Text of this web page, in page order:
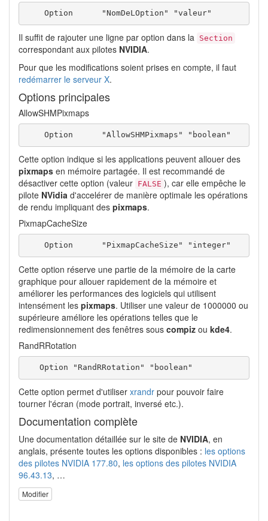
    Option      "NomDeLOption" "valeur"
Il suffit de rajouter une ligne par option dans la Section
correspondant aux pilotes NVIDIA.
Pour que les modifications soient prises en compte, il faut
redémarrer le serveur X.
Options principales
AllowSHMPixmaps
    Option      "AllowSHMPixmaps" "boolean"
Cette option indique si les applications peuvent allouer des
pixmaps en mémoire partagée. Il est recommandé de
désactiver cette option (valeur FALSE ), car elle empêche le
pilote NVidia d'accelérer de manière optimale les opérations
de rendu impliquant des pixmaps.
PixmapCacheSize
    Option      "PixmapCacheSize" "integer"
Cette option réserve une partie de la mémoire de la carte
graphique pour allouer rapidement de la mémoire et
améliorer les performances des logiciels qui utilisent
intensément les pixmaps. Utiliser une valeur de 1000000 ou
supérieure améliore les opérations telles que le
redimensionnement des fenêtres sous compiz ou kde4.
RandRRotation
   Option "RandRRotation" "boolean"
Cette option permet d'utiliser xrandr pour pouvoir faire
tourner l'écran (mode portrait, inversé etc.).
Documentation complète
Une documentation détaillée sur le site de NVIDIA, en
anglais, présente toutes les options disponibles : les options
des pilotes NVIDIA 177.80, les options des pilotes NVIDIA
96.43.13, …
Modifier